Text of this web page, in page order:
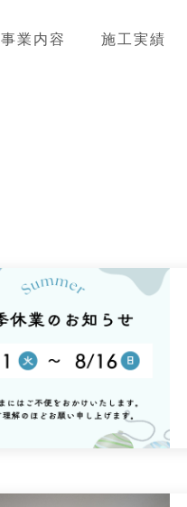
事業内容 施工実績